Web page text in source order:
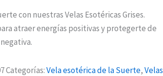
con nuestras Velas Esotéricas Grises.
atraer energías positivas y protegerte de
Categorías:Vela esotérica de la Suerte,Velas